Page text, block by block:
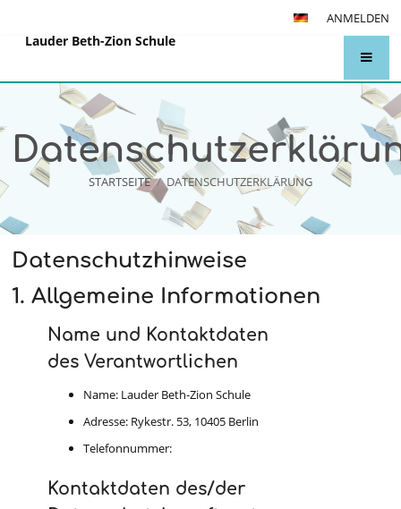
ANMELDEN
Lauder Beth-Zion Schule
STARTSEITE / DATENSCHUTZERKLÄRUNG
Datenschutzerklärung
Datenschutzhinweise
1. Allgemeine Informationen
Name und Kontaktdaten
des Verantwortlichen
Name: Lauder Beth-Zion Schule
Adresse: Rykestr. 53, 10405 Berlin
Telefonnummer:
Kontaktdaten des/der